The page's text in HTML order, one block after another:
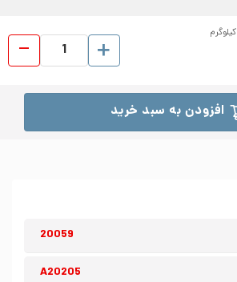
20059
A20205
کیلوگرم
افزودن به سبد خرید